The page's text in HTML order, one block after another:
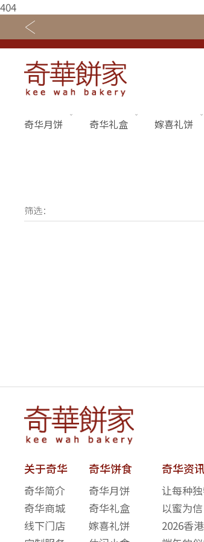
404
关于奇华
网店商城
奇华饼食
奇华月饼 奇华礼盒 嫁喜礼饼
筛选：
关于奇华
奇华简介
奇华商城
线下门店
奇华饼食
奇华月饼
奇华礼盒
嫁喜礼饼
奇华资讯
让每种
以蜜为
2026香